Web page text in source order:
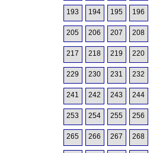
193 194 195 196
205 206 207 208
217 218 219 220
229 230 231 232
241 242 243 244
253 254 255 256
265 266 267 268